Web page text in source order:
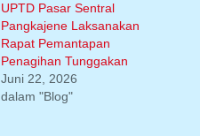
UPTD Pasar Sentral
Pangkajene Laksanakan
Rapat Pemantapan
Penagihan Tunggakan
Juni 22, 2026
dalam "Blog"